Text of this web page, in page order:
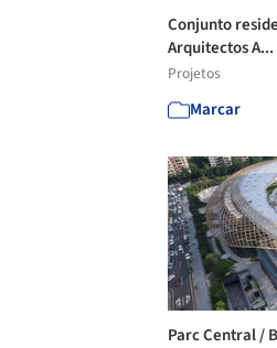
Conjunto
Arquitectos A...
Projetos
Marcar
Parc Central /